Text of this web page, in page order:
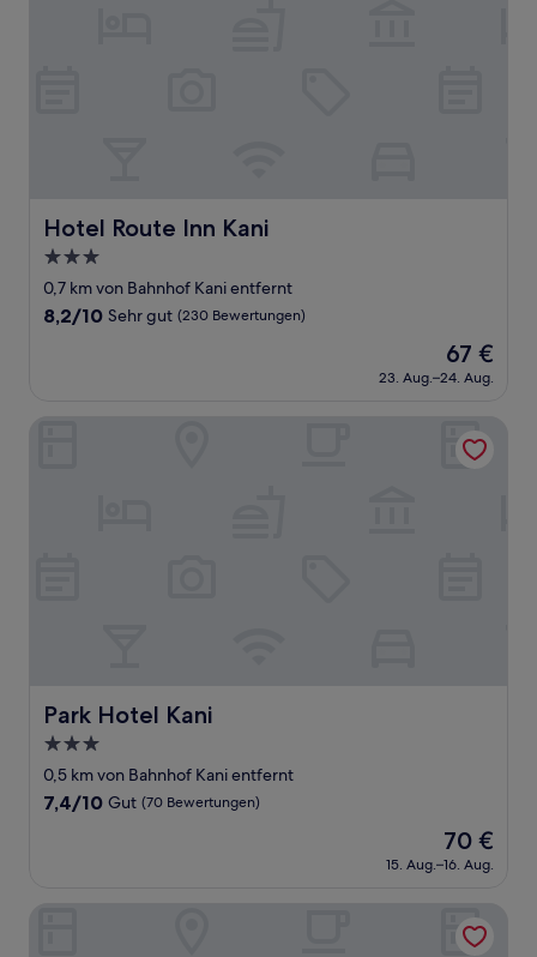
Hotel Route Inn Kani
Hotel Route Inn Kani
3.0-
Sterne-
Unterkunft
0,7 km von Bahnhof Kani entfernt
8.2
(230
8,2/10 Sehr gut (230 Bewertungen)
Der
Preis
beträgt
67 €
23. Aug.–24. Aug.
Park Hotel Kani
Park Hotel Kani
3.0-
Sterne-
Unterkunft
0,5 km von Bahnhof Kani entfernt
7.4
Bewertungen)
7,4/10 Gut (70 Bewertungen)
Der
Preis
beträgt
70 €
15. Aug.–16. Aug.